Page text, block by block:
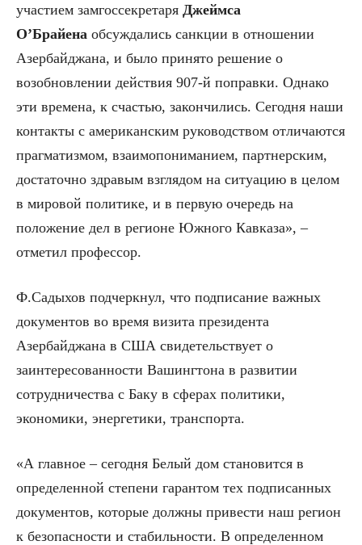
участием замгоссекретаря Джеймса
О’Брайена обсуждались санкции в отношении
Азербайджана, и было принято решение о
возобновлении действия 907-й поправки. Однако
эти времена, к счастью, закончились. Сегодня наши
контакты с американским руководством отличаются
прагматизмом, взаимопониманием, партнерским,
достаточно здравым взглядом на ситуацию в целом
в мировой политике, и в первую очередь на
положение дел в регионе Южного Кавказа», –
отметил профессор.
Ф.Садыхов подчеркнул, что подписание важных
документов во время визита президента
Азербайджана в США свидетельствует о
заинтересованности Вашингтона в развитии
сотрудничества с Баку в сферах политики,
экономики, энергетики, транспорта.
«А главное – сегодня Белый дом становится в
определенной степени гарантом тех подписанных
документов, которые должны привести наш регион
к безопасности и стабильности. В определенном